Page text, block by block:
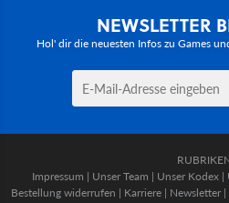
NEWSLETTER
Hol' dir die neuesten Infos zu Games
Impressum | Unser Team | Unser Kodex |
Bestellung widerrufen | Karriere | Newsletter |